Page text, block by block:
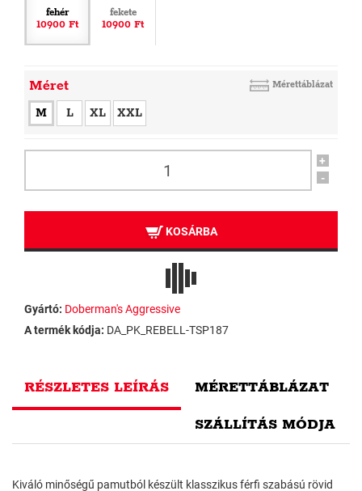
fehér
10900 Ft
fekete
10900 Ft
Méret Mérettáblázat
M L XL XXL
+
-
KOSÁRBA
Gyártó: Doberman's Aggressive
A termék kódja: DA_PK_REBELL-TSP187
RÉSZLETES LEÍRÁS MÉRETTÁBLÁZAT
SZÁLLÍTÁS MÓDJA
Kiváló minőségű pamutból készült klasszikus férfi szabású rövid